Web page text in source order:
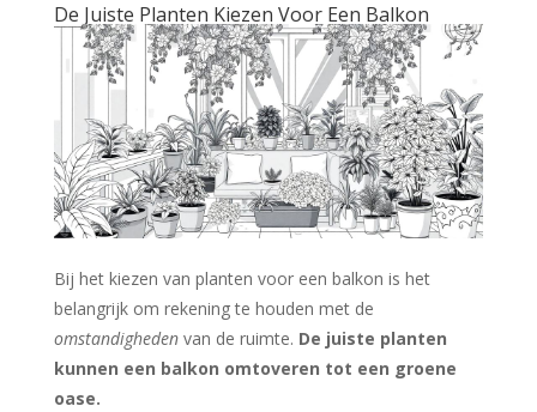
De Juiste Planten Kiezen Voor Een Balkon
Bij het kiezen van planten voor een balkon is het
belangrijk om rekening te houden met de
omstandighedenvan de ruimte. De juiste planten
kunnen een balkon omtoveren tot een groene
oase.